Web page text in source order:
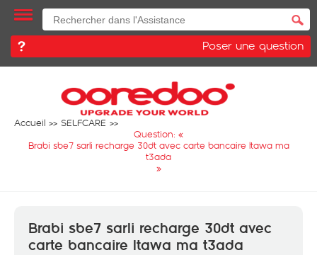
Poser une question
Accueil
SELFCARE
Question: «
Brabi sbe7 sarli recharge 30dt avec carte bancaire ltawa ma
t3ada
»
Brabi sbe7 sarli recharge 30dt avec
carte bancaire ltawa ma t3ada